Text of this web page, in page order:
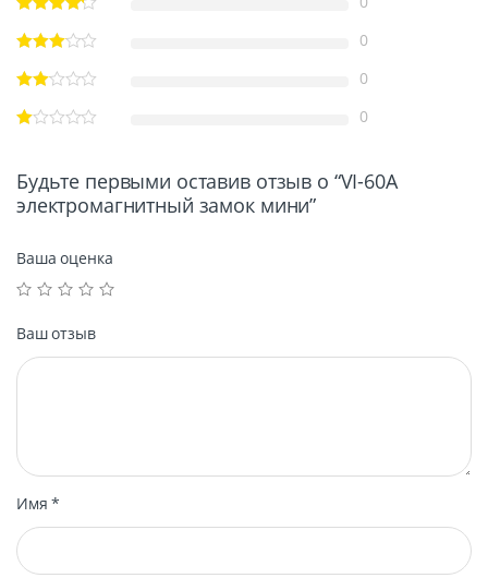
0
0
0
Будьте первыми оставив отзыв о “VI-60A
электромагнитный замок мини”
Ваша оценка
Ваш отзыв
Имя*